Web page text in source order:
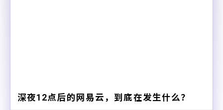
深夜12点后的网易云，到底在发生什么？